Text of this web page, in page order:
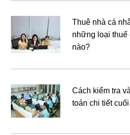
Thuê nhà cá
những loại thuế
nào?
Cách kiểm tra
toán chi tiết